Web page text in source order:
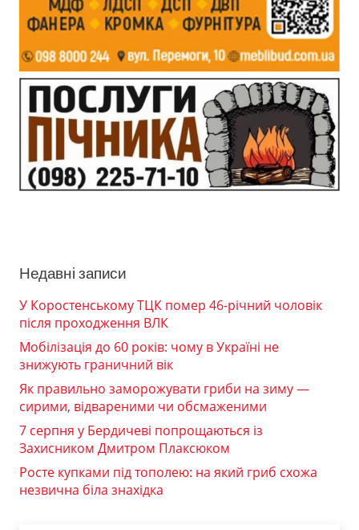
Недавні записи
У Коростенському ТЦК помер 46-річний чоловік
після проходження ВЛК
Мобілізація до 60 років: чому в Україні не
знижують граничний вік
Як правильно заморожувати гриби на зиму —
сирими, відвареними чи обсмаженими
7 серпня у Бердичеві попрощаються із
Захисником Дмитром Плаксюком
Росте купками під тополею: на який гриб схожа
незвична біла знахідка